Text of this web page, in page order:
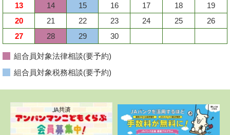
13
14 15 16 17 18
19
20
21 22 23 24 25
26
27
28 29 30
組合員対象法律相談(要予約)
組合員対象税務相談(要予約)